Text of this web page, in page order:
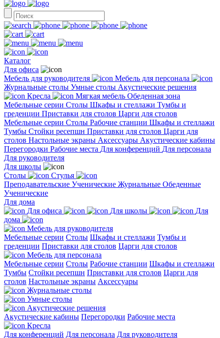
Каталог
Для офиса
Мебель для руководителя
Мебель для персонала
Журнальные столы Умные столы Акустические решения
Кресла
Мягкая мебель Обеденная зона
Мебельные серии Столы Шкафы и стеллажи Тумбы и
греденции Приставки для столов Царги для столов
Мебельные серии Столы Рабочие станции Шкафы и стеллажи
Тумбы Стойки ресепшн Приставки для столов Царги для
столов Настольные экраны Аксессуары Акустические кабины
Перегородки Рабочие места Для конференций Для персонала
Для руководителя
Для школы
Столы
Стулья
Преподавательские Ученические Журнальные Обеденные
Ученические
Для дома
Для офиса
Для школы
Для
дома
Мебель для руководителя
Мебельные серии Столы Шкафы и стеллажи Тумбы и
греденции Приставки для столов Царги для столов
Мебель для персонала
Мебельные серии Столы Рабочие станции Шкафы и стеллажи
Тумбы Стойки ресепшн Приставки для столов Царги для
столов Настольные экраны Аксессуары
Журнальные столы
Умные столы
Акустические решения
Акустические кабины Перегородки Рабочие места
Кресла
Для конференций Для персонала Для руководителя